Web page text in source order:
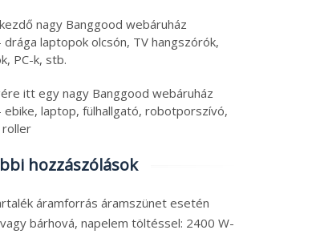
nagy Banggood webáruház
drága laptopok olcsón, TV hangszórók,
PC-k, stb.
itt egy nagy Banggood webáruház
ebike, laptop, fülhallgató, robotporszívó,
roller
hozzászólások
áramforrás áramszünet esetén
bárhová, napelem töltéssel: 2400 W-